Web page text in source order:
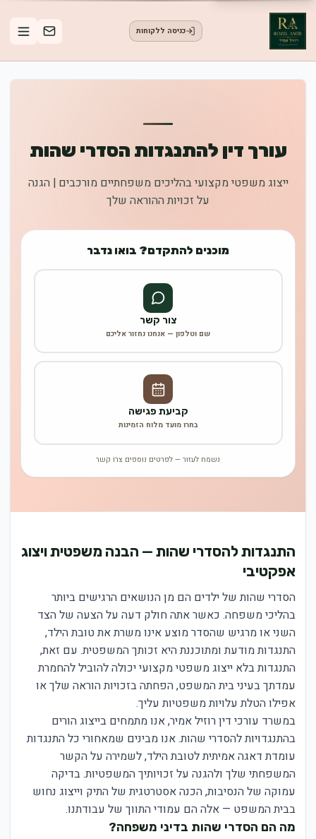
כניסה ללקוחות
עורך דין להתנגדות הסדרי שהות
ייצוג משפטי מקצועי בהליכים משפחתיים מורכבים | הגנה
על זכויות ההוראה שלך
מוכנים להתקדם? בואו נדבר
צור קשר
שם וטלפון — אנחנו נחזור אליכם
קביעת פגישה
בחרו מועד מלוח הזמינות
נשמח לעזור — לפרטים נוספים צרו קשר
התנגדות להסדרי שהות — הבנה משפטית ויצוג
אפקטיבי
הסדרי שהות של ילדים הם מן הנושאים הרגישים ביותר
בהליכי משפחה. כאשר אתה חולק דעה על הצעה של הצד
השני או מרגיש שהסדר מוצע אינו משרת את טובת הילד,
התנגדות מודעת ומתוכננת היא זכותך המשפטית. עם זאת,
התנגדות בלא ייצוג משפטי מקצועי יכולה להוביל להחמרת
עמדתך בעיני בית המשפט, הפחתה בזכויות הוראה שלך או
אפילו הטלת עלויות משפטיות עליך.
במשרד עורכי דין רוזיל אמיר, אנו מתמחים בייצוג הורים
בהתנגדויות להסדרי שהות. אנו מבינים שמאחורי כל התנגדות
עומדת דאגה אמיתית לטובת הילד, לשמירה על הקשר
המשפחתי שלך ולהגנה על זכויותיך המשפטיות. בדיקה
עמוקה של הנסיבות, הכנה אסטרטגית של התיק וייצוג נחוש
בבית המשפט — אלה הם עמודי התווך של עבודתנו.
מה הם הסדרי שהות בדיני משפחה?